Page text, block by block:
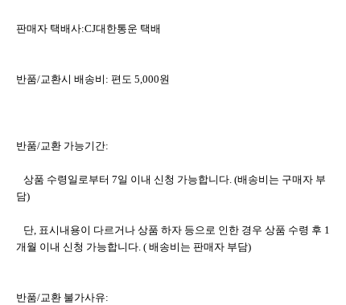
판매자 택배사:CJ대한통운 택배
반품/교환시 배송비: 편도 5,000원
반품/교환 가능기간:
담)
개월 이내 신청 가능합니다. ( 배송비는 판매자 부담)
반품/교환 불가사유: